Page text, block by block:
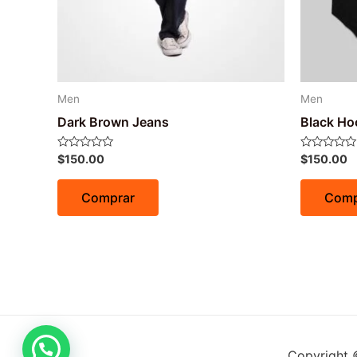
Men
Dark Brown Jeans
Avaliação
0
de
$150.00
Comprar
Men
Black
Avaliação
0
de
$150.00